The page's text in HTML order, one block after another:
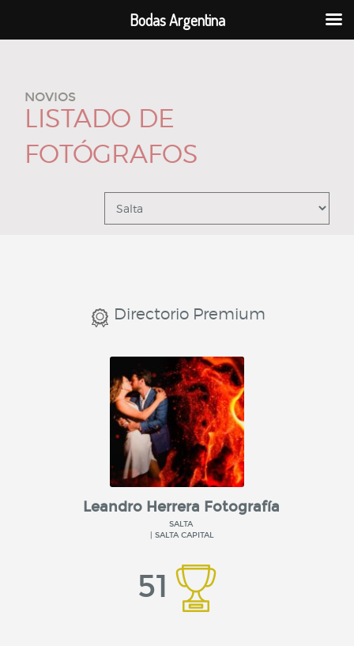
NOVIOS
LISTADO DE
FOTÓGRAFOS
Directorio Premium
Leandro Herrera Fotografía
SALTA
| SALTA CAPITAL
51
Bodas Argentina